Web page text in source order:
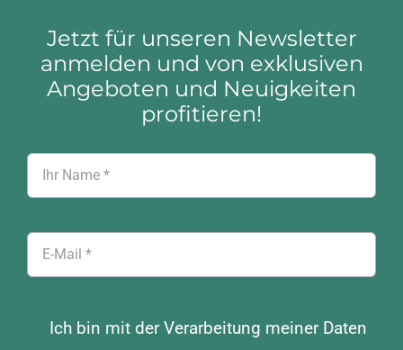
Jetzt für unseren Newsletter
anmelden und von exklusiven
Angeboten und Neuigkeiten
profitieren!
Ich bin mit der Verarbeitung meiner Daten